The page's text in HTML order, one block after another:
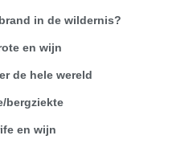
in de wildernis?
en wijn
de hele wereld
bergziekte
en wijn